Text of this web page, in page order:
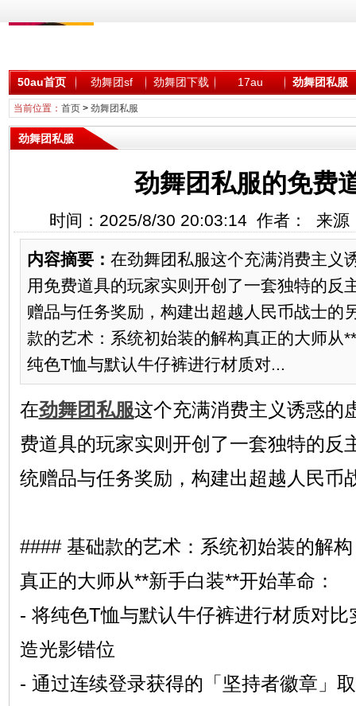
50au首页 劲舞团sf 劲舞团下载 17au 劲舞团私服
当前位置： 首页> 劲舞团私服
劲舞团私服
劲舞团私服的免费
时间：2025/8/30 20:03:14 作者： 来源
内容摘要： 在劲舞团私服这个充满消费主义
用免费道具的玩家实则开创了一套独特的反
赠品与任务奖励，构建出超越人民币战士的
款的艺术：系统初始装的解构真正的大师从
纯色T恤与默认牛仔裤进行材质对...
在劲舞团私服这个充满消费主义诱惑的
费道具的玩家实则开创了一套独特的反
统赠品与任务奖励，构建出超越人民币
#### 基础款的艺术：系统初始装的解构
真正的大师从**新手白装**开始革命：
- 将纯色T恤与默认牛仔裤进行材质对
造光影错位
- 通过连续登录获得的「坚持者徽章」